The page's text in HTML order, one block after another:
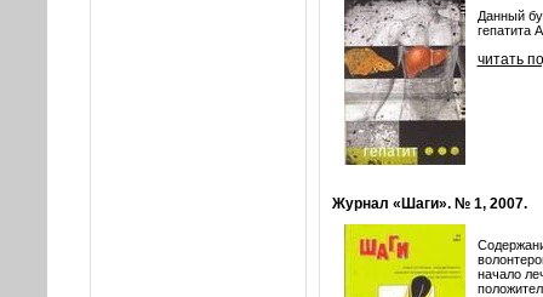
Данный
гепатита
читать
Журнал «Шаги». № 1, 2007.
начало